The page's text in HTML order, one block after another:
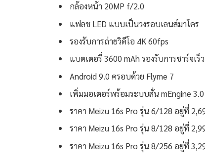
กล้องหน้า 20MP f/2.0
แฟลช LED แบบเป็นวงรอบเลนส์มาโคร
รองรับการถ่ายวิดีโอ 4K 60fps
แบตเตอรี่ 3600 mAh รองรับการชาร์จเร็
Android 9.0 ครอบด้วย Flyme 7
เพิ่มมอเตอร์พร้อมระบบสั่น mEngine
ราคา Meizu 16s Pro รุ่น 6/128 อยู่ที่
ราคา Meizu 16s Pro รุ่น 8/128 อยู่ที่
ราคา Meizu 16s Pro รุ่น 8/256 อยู่ที่